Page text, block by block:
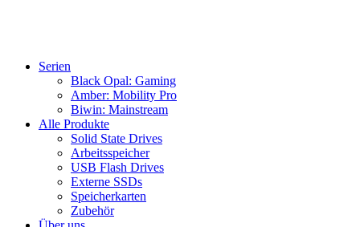
Serien
Black Opal: Gaming
Amber: Mobility Pro
Biwin: Mainstream
Alle Produkte
Solid State Drives
Arbeitsspeicher
USB Flash Drives
Externe SSDs
Speicherkarten
Zubehör